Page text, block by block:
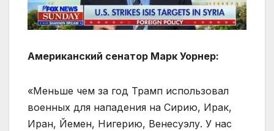
Американский сенатор Марк Уорнер:
«Меньше чем за год Трамп использовал
военных для нападения на Сирию, Ирак,
Иран, Йемен, Нигерию, Венесуэлу. У нас